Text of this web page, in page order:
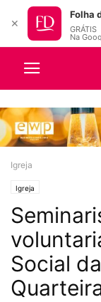
Igreja
Igreja
Social
✕
Folha
GRÁTIS
Na